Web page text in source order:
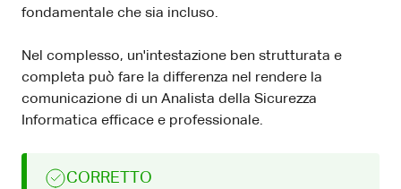
fondamentale che sia incluso.
Nel complesso, un'intestazione ben strutturata e
completa può fare la differenza nel rendere la
comunicazione di un Analista della Sicurezza
Informatica efficace e professionale.
CORRETTO